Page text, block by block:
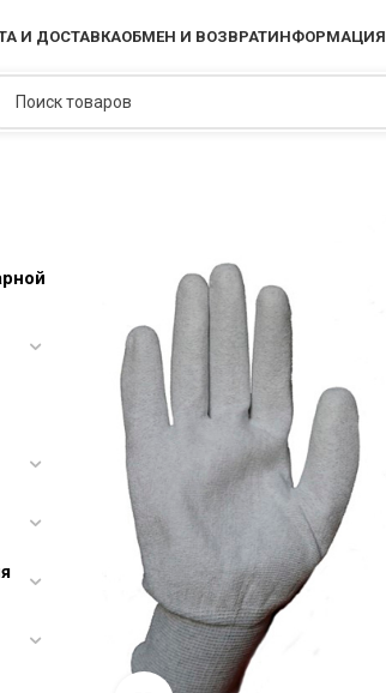
И ДОСТАВКАОБМЕН И ВОЗВРАТИНФОРМАЦИЯ